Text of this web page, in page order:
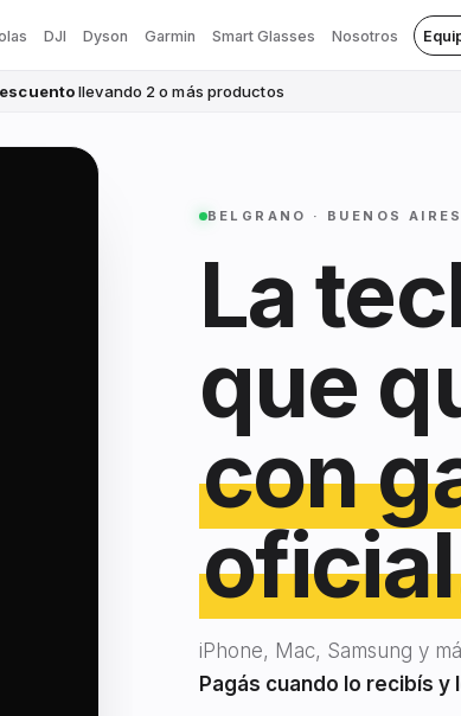
DJI Dyson Garmin Smart Glasses Nosotros
llevando 2 o más productos
BELGRANO · BUENOS AIRES
La
que
con
iPhone, Mac, Samsung y
Pagás cuando lo recibís y